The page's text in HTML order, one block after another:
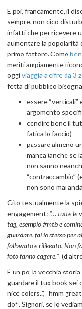
E poi, francamente, il
sempre, non dico
infatti che per ricevere
aumentare la popolarità
primo fattore. Come
meriti ampiamente
oggiviaggia a cifre da 3
fetta di pubblico
essere “verticali”
argomento
condire bene il
fatica lo faccio)
passare almeno
manca (anche se
non sanno
“contraccambio”
non sono mai
Cito testualmente la
engagement: “… tutte le
tag, esempio #mtb e
guardare, fai lo stesso per
followato e rilikeato. Non
foto fanno cagare.”
È un po’ la vecchia
guardare il tuo book sei
nice colors..”, “hmm
dof”. Signori, se lo